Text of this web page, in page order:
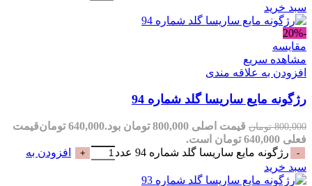
سبد خرید
-20%
مقایسه
مشاهده سریع
افزودن به علاقه مندی
رژگونه مایع ساریسا گلد شماره 94
800,000 تومان قیمت اصلی 800,000 تومان بود. 640,000 تومانقیمت
فعلی 640,000 تومان است.
رژگونه مایع ساریسا گلد شماره 94 عدد
افزودن به
سبد خرید